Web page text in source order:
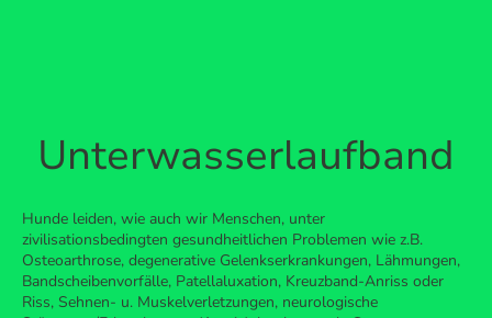
Unterwasserlaufband
Hunde leiden, wie auch wir Menschen, unter
zivilisationsbedingten gesundheitlichen Problemen wie z.B.
Osteoarthrose, degenerative Gelenkserkrankungen, Lähmungen,
Bandscheibenvorfälle, Patellaluxation, Kreuzband-Anriss oder
Riss, Sehnen- u. Muskelverletzungen, neurologische